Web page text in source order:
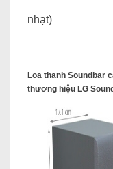
nhạt)
Loa thanh Soundbar
thương hiệu LG